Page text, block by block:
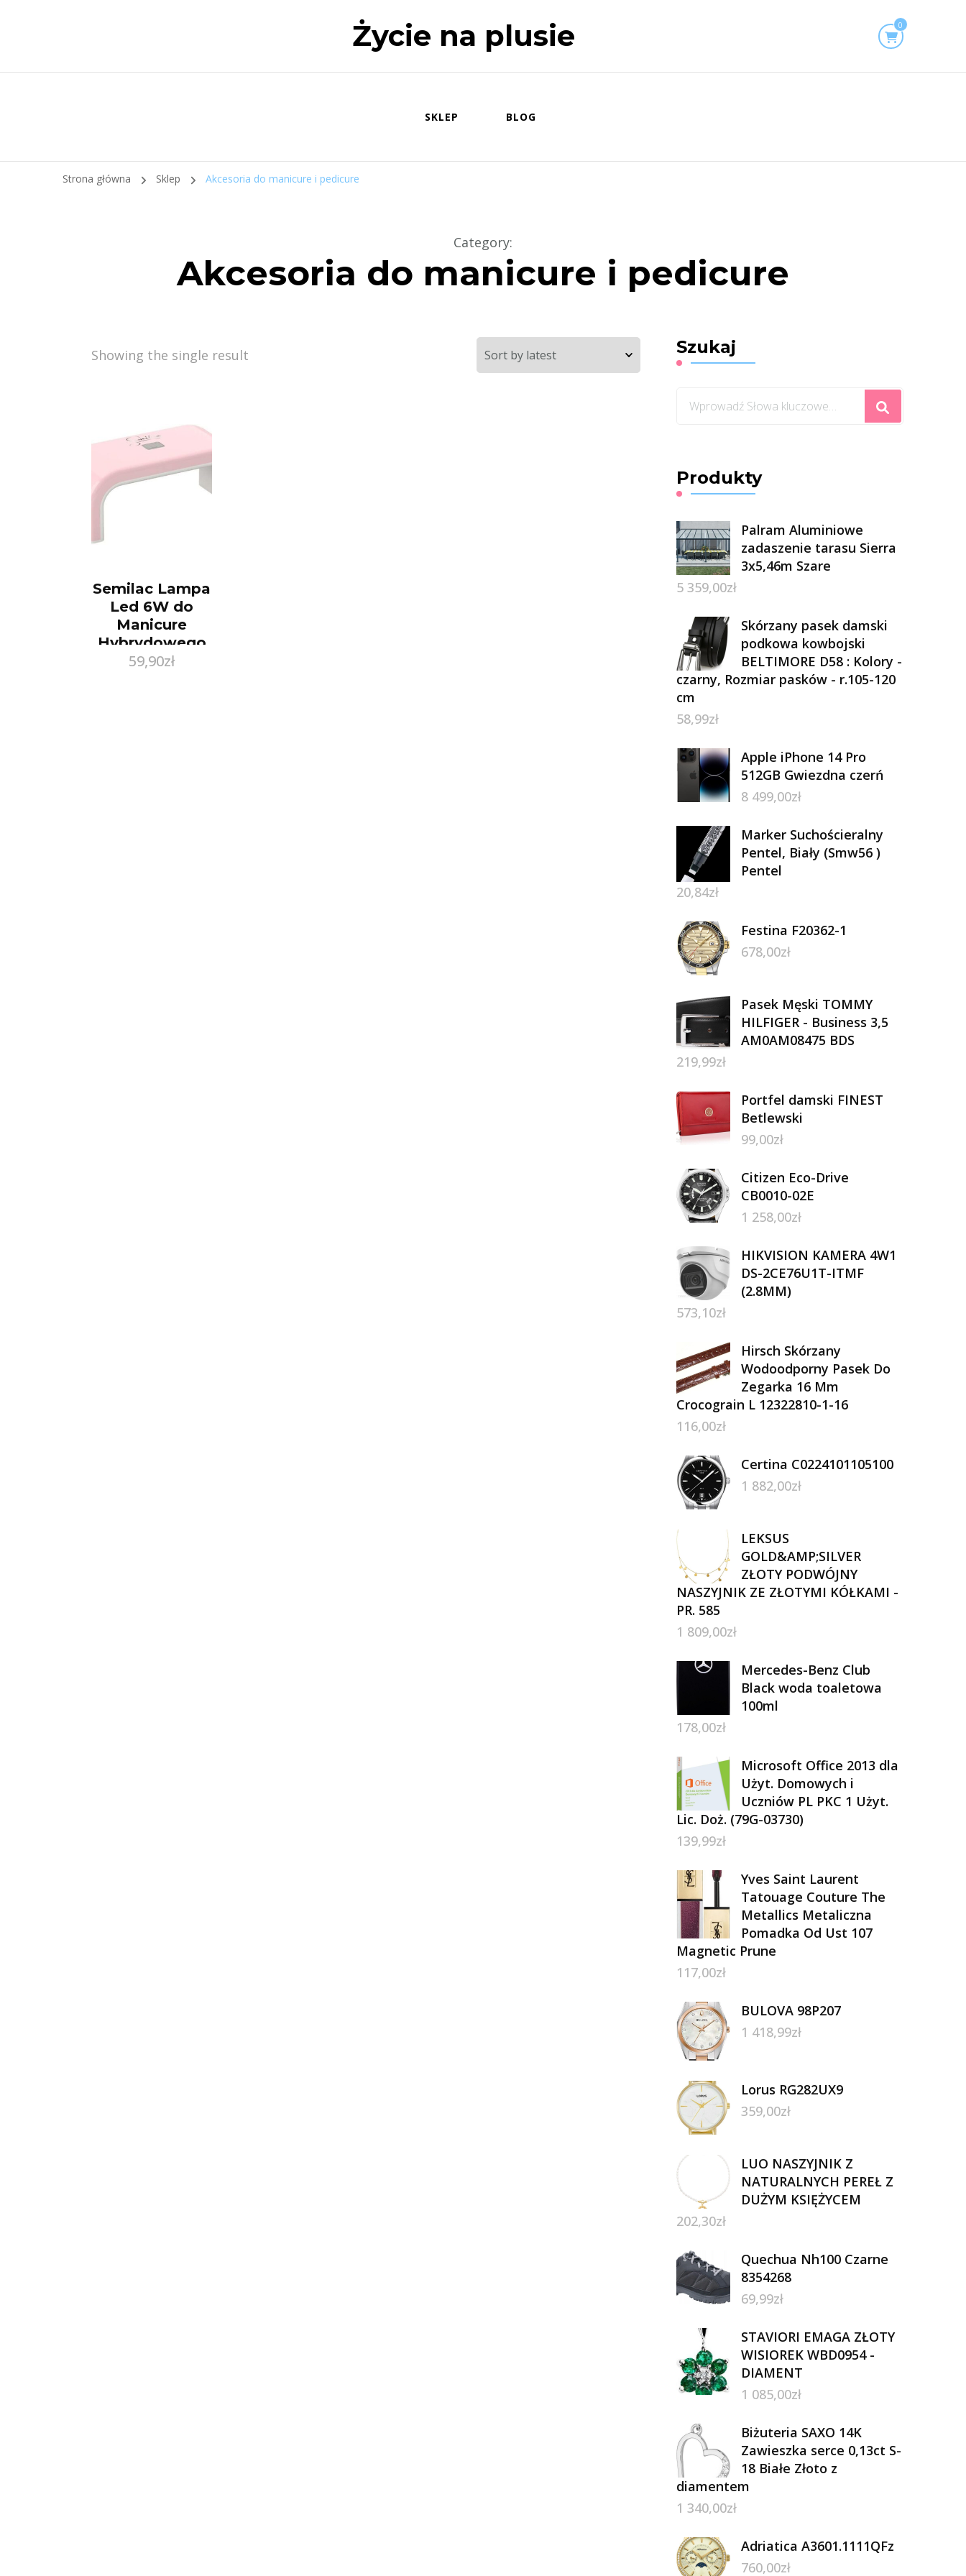
Życie na plusie 0
SKLEP BLOG
Strona główna Sklep Akcesoria do manicure i pedicure
Category:
Akcesoria do manicure i pedicure
Showing the single result
Semilac Lampa
Led 6W do
Manicure
Hybrydowego
59,90zł
Szukaj
Szukasz
Produkty
Palram Aluminiowe
zadaszenie tarasu Sierra
3x5,46m Szare
5 359,00zł
Skórzany pasek damski
podkowa kowbojski
BELTIMORE D58 : Kolory -
czarny, Rozmiar pasków - r.105-120
cm
58,99zł
Apple iPhone 14 Pro
512GB Gwiezdna czerń
8 499,00zł
Marker Suchościeralny
Pentel, Biały (Smw56 )
Pentel
20,84zł
Festina F20362-1
678,00zł
Pasek Męski TOMMY
HILFIGER - Business 3,5
AM0AM08475 BDS
219,99zł
Portfel damski FINEST
Betlewski
99,00zł
Citizen Eco-Drive
CB0010-02E
1 258,00zł
HIKVISION KAMERA 4W1
DS-2CE76U1T-ITMF
(2.8MM)
573,10zł
Hirsch Skórzany
Wodoodporny Pasek Do
Zegarka 16 Mm
Crocograin L 12322810-1-16
116,00zł
Certina C0224101105100
1 882,00zł
LEKSUS
GOLD&AMP;SILVER
ZŁOTY PODWÓJNY
NASZYJNIK ZE ZŁOTYMI KÓŁKAMI -
PR. 585
1 809,00zł
Mercedes-Benz Club
Black woda toaletowa
100ml
178,00zł
Microsoft Office 2013 dla
Użyt. Domowych i
Uczniów PL PKC 1 Użyt.
Lic. Doż. (79G-03730)
139,99zł
Yves Saint Laurent
Tatouage Couture The
Metallics Metaliczna
Pomadka Od Ust 107
Magnetic Prune
117,00zł
BULOVA 98P207
1 418,99zł
Lorus RG282UX9
359,00zł
LUO NASZYJNIK Z
NATURALNYCH PEREŁ Z
DUŻYM KSIĘŻYCEM
202,30zł
Quechua Nh100 Czarne
8354268
69,99zł
STAVIORI EMAGA ZŁOTY
WISIOREK WBD0954 -
DIAMENT
1 085,00zł
Biżuteria SAXO 14K
Zawieszka serce 0,13ct S-
18 Białe Złoto z
diamentem
1 340,00zł
Adriatica A3601.1111QFz
760,00zł